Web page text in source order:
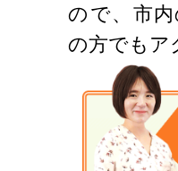
ので、市
の方でもア